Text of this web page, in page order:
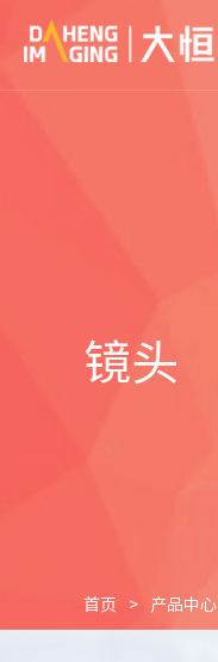
镜头
首页 > 产品中心